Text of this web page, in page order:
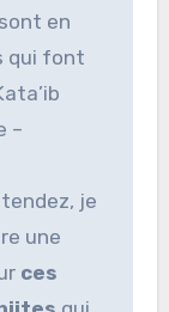
en
qui font
–
je
une
ces